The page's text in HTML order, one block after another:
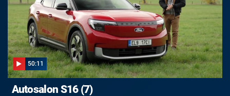
50:11
Autosalon S16 (7)